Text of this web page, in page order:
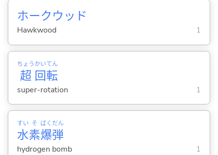
ホークウッド
Hawkwood 1
超
ちょう
回
かい
転
てん
super-rotation 1
水
すい
素
そ
爆
ばく
弾
だん
hydrogen bomb 1